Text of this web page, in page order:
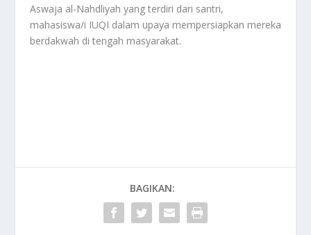
Aswaja al-Nahdliyah yang terdiri dari santri,
mahasiswa/i IUQI dalam upaya mempersiapkan mereka
berdakwah di tengah masyarakat.
BAGIKAN: